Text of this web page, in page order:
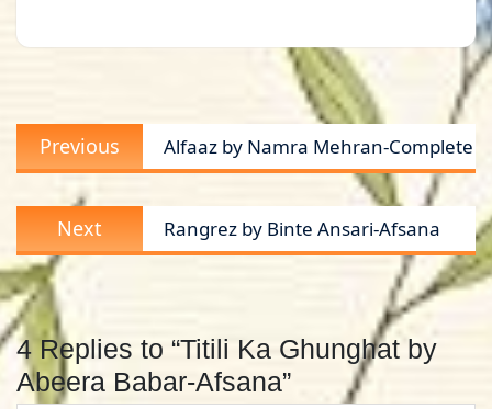
Post
navigation
Previous
Previous
post:
Alfaaz by Namra Mehran-Complete
Next
Next
post:
Rangrez by Binte Ansari-Afsana
4 Replies to “Titili Ka Ghunghat by
Abeera Babar-Afsana”